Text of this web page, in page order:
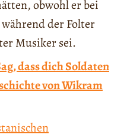
obwohl er bei
der Folter
Musiker sei.
dass dich Soldaten
von Wikram